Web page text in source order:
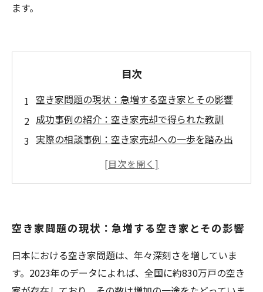
ます。
目次
空き家問題の現状：急増する空き家とその影響
成功事例の紹介：空き家売却で得られた教訓
実際の相談事例：空き家売却への一歩を踏み出
こと
未来に向けた空き家問題の解決策を探る
空き家問題の現状：急増する空き家とその影響
日本における空き家問題は、年々深刻さを増していま
す。2023年のデータによれば、全国に約830万戸の空き